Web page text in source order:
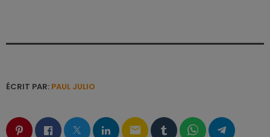
ÉCRIT PAR: PAUL JULIO
email